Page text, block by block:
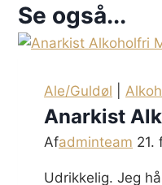
Se også...
Ale/Guldøl
Anarkist
Afadminteam 21.
Udrikkelig. Jeg